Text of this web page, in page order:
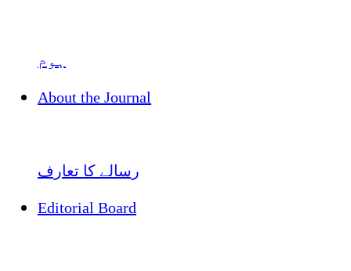
ہوم
About the Journal
رسالے کا تعارف
Editorial Board